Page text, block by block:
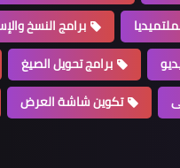
برامج النسخ
برامج تحويل الصيغ
تكوين شاشة العرض